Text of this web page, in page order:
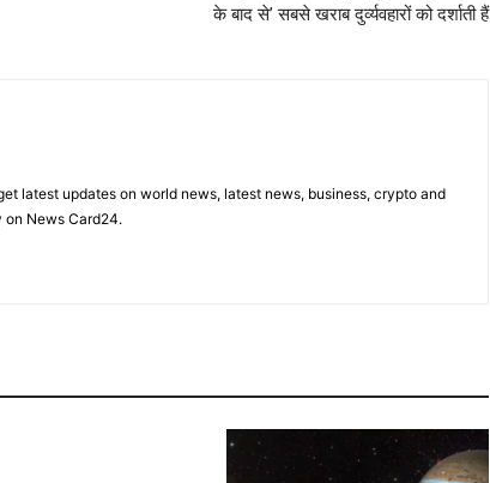
के बाद से’ सबसे खराब दुर्व्यवहारों को दर्शाती हैं
latest updates on world news, latest news, business, crypto and
on News Card24.